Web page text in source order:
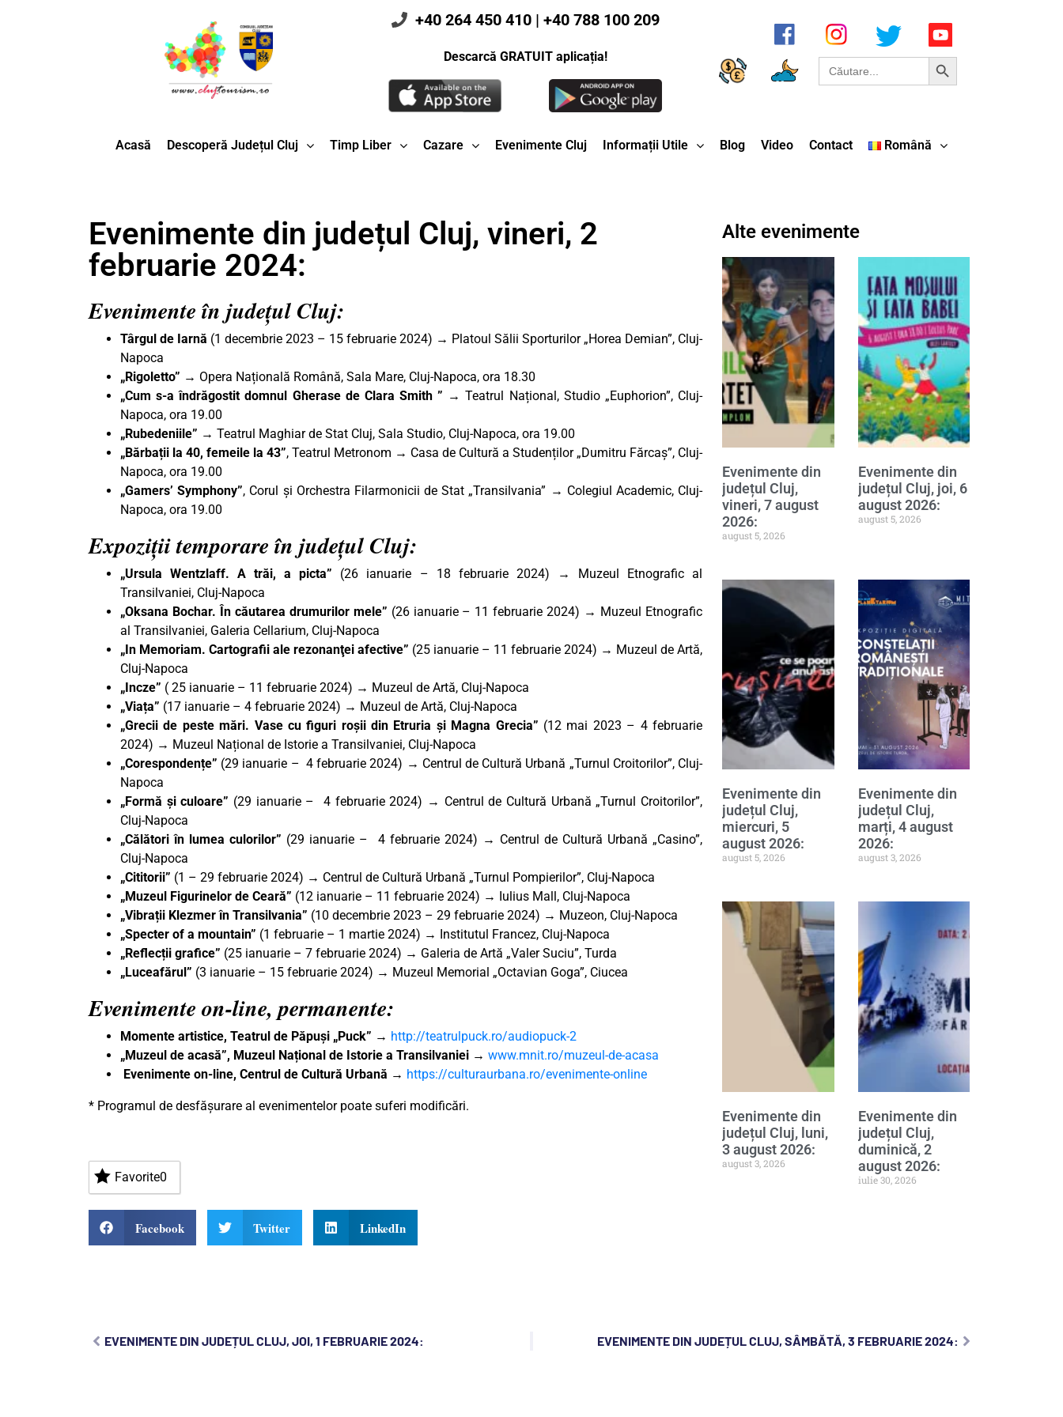
+40 264 450 410 | +40 788 100 209
Descarcă GRATUIT aplicația! Search
for:
Search Button
Acasă Descoperă Județul Cluj Timp Liber Cazare Evenimente Cluj Informații Utile Blog Video Contact Română
Evenimente din județul Cluj, vineri, 2
februarie 2024:
Evenimente în județul Cluj:
Târgul de Iarnă (1 decembrie 2023 – 15 februarie 2024) → Platoul Sălii Sporturilor „Horea Demian”, Cluj-
Napoca
„Rigoletto” → Opera Națională Română, Sala Mare, Cluj-Napoca, ora 18.30
„Cum s-a îndrăgostit domnul Gherase de Clara Smith ” →Teatrul Național, Studio „Euphorion”, Cluj-
Napoca, ora 19.00
„Rubedeniile” → Teatrul Maghiar de Stat Cluj, Sala Studio, Cluj-Napoca, ora 19.00
„Bărbații la 40, femeile la 43”, Teatrul Metronom → Casa de Cultură a Studenților „Dumitru Fărcaș”, Cluj-
Napoca, ora 19.00
„Gamers’ Symphony”, Corul și Orchestra Filarmonicii de Stat „Transilvania” → Colegiul Academic, Cluj-
Napoca, ora 19.00
Expoziții temporare în județul Cluj:
„Ursula Wentzlaff. A trăi, a picta” (26 ianuarie – 18 februarie 2024) → Muzeul Etnografic al
Transilvaniei, Cluj-Napoca
„Oksana Bochar. În căutarea drumurilor mele” (26 ianuarie – 11 februarie 2024) → Muzeul Etnografic
al Transilvaniei, Galeria Cellarium, Cluj-Napoca
„In Memoriam. Cartografii ale rezonanţei afective” (25 ianuarie – 11 februarie 2024) → Muzeul de Artă,
Cluj-Napoca
„Incze” ( 25 ianuarie – 11 februarie 2024) → Muzeul de Artă, Cluj-Napoca
„Viața” (17 ianuarie – 4 februarie 2024) → Muzeul de Artă, Cluj-Napoca
„Grecii de peste mări. Vase cu figuri roșii din Etruria și Magna Grecia” (12 mai 2023 – 4 februarie
2024) → Muzeul Național de Istorie a Transilvaniei, Cluj-Napoca
„Corespondențe” (29 ianuarie – 4 februarie 2024) → Centrul de Cultură Urbană „Turnul Croitorilor”, Cluj-
Napoca
„Formă și culoare” (29 ianuarie – 4 februarie 2024) → Centrul de Cultură Urbană „Turnul Croitorilor”,
Cluj-Napoca
„Călători în lumea culorilor” (29 ianuarie – 4 februarie 2024) → Centrul de Cultură Urbană „Casino”,
Cluj-Napoca
„Cititorii” (1 – 29 februarie 2024) → Centrul de Cultură Urbană „Turnul Pompierilor”, Cluj-Napoca
„Muzeul Figurinelor de Ceară” (12 ianuarie – 11 februarie 2024) → Iulius Mall, Cluj-Napoca
„Vibrații Klezmer în Transilvania” (10 decembrie 2023 – 29 februarie 2024) → Muzeon, Cluj-Napoca
„Specter of a mountain” (1 februarie – 1 martie 2024) → Institutul Francez, Cluj-Napoca
„Reflecții grafice” (25 ianuarie – 7 februarie 2024) → Galeria de Artă „Valer Suciu”, Turda
„Luceafărul” (3 ianuarie – 15 februarie 2024) → Muzeul Memorial „Octavian Goga”, Ciucea
Evenimente on-line, permanente:
Momente artistice, Teatrul de Păpuși „Puck” → http://teatrulpuck.ro/audiopuck-2
„Muzeul de acasă”, Muzeul Național de Istorie a Transilvaniei → www.mnit.ro/muzeul-de-acasa
Evenimente on-line, Centrul de Cultură Urbană → https://culturaurbana.ro/evenimente-online
* Programul de desfășurare al evenimentelor poate suferi modificări.
Favorite0
Facebook Twitter LinkedIn
Alte evenimente
Evenimente din
județul Cluj,
vineri, 7 august
2026:
august 5, 2026
Evenimente din
județul Cluj, joi, 6
august 2026:
august 5, 2026
Evenimente din
județul Cluj,
miercuri, 5
august 2026:
august 5, 2026
Evenimente din
județul Cluj,
marți, 4 august
2026:
august 3, 2026
Evenimente din
județul Cluj, luni,
3 august 2026:
august 3, 2026
Evenimente din
județul Cluj,
duminică, 2
august 2026:
iulie 30, 2026
EVENIMENTE DIN JUDEȚUL CLUJ, JOI, 1 FEBRUARIE 2024: EVENIMENTE DIN JUDEȚUL CLUJ, SÂMBĂTĂ, 3 FEBRUARIE 2024: